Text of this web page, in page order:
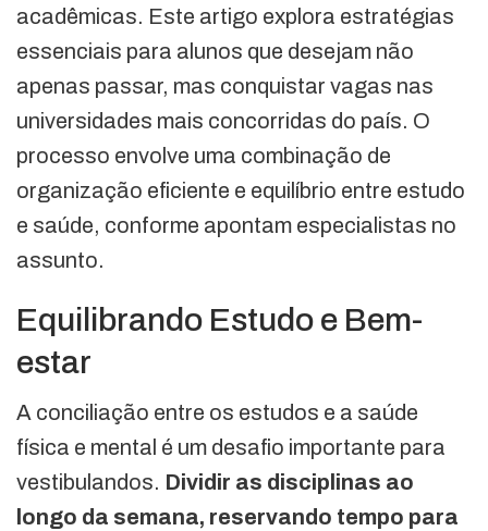
acadêmicas. Este artigo explora estratégias
essenciais para alunos que desejam não
apenas passar, mas conquistar vagas nas
universidades mais concorridas do país. O
processo envolve uma combinação de
organização eficiente e equilíbrio entre estudo
e saúde, conforme apontam especialistas no
assunto.
Equilibrando Estudo e Bem-
estar
A conciliação entre os estudos e a saúde
física e mental é um desafio importante para
vestibulandos. Dividir as disciplinas ao
longo da semana, reservando tempo para